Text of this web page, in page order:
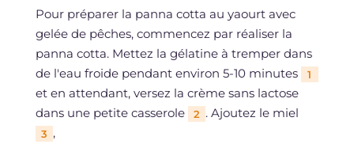
Pour préparer la panna cotta au yaourt avec
gelée de pêches, commencez par réaliser la
panna cotta. Mettez la gélatine à tremper dans
de l'eau froide pendant environ 5-10 minutes
1
et en attendant, versez la crème sans lactose
dans une petite casserole
2 . Ajoutez le miel
3 ,